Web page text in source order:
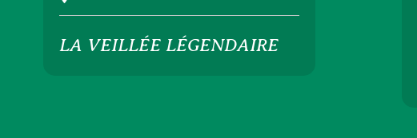
LA VEILLÉE LÉGENDAIRE